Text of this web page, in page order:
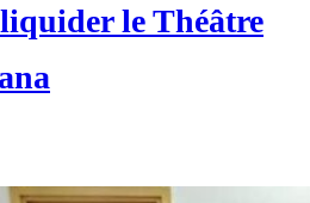
le Théâtre